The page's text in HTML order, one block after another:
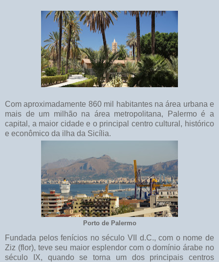
Com aproximadamente 860 mil habitantes na área urbana e
mais de um milhão na área metropolitana, Palermo é a
capital, a maior cidade e o principal centro cultural, histórico
e econômico da ilha da Sicília.
Porto de Palermo
Fundada pelos fenícios no século VII d.C., com o nome de
Ziz (flor), teve seu maior esplendor com o domínio árabe no
século IX, quando se torna um dos principais centros